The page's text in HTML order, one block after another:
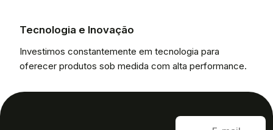
Tecnologia e Inovação
Investimos constantemente em tecnologia para
oferecer produtos sob medida com alta performance.